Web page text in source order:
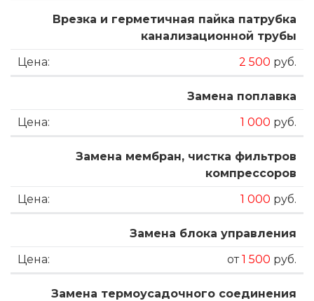
Врезка и герметичная пайка патрубка
канализационной трубы
2 500 руб.
Замена поплавка
1 000 руб.
Замена мембран, чистка фильтров
компрессоров
1 000 руб.
Замена блока управления
от1 500 руб.
Замена термоусадочного соединения